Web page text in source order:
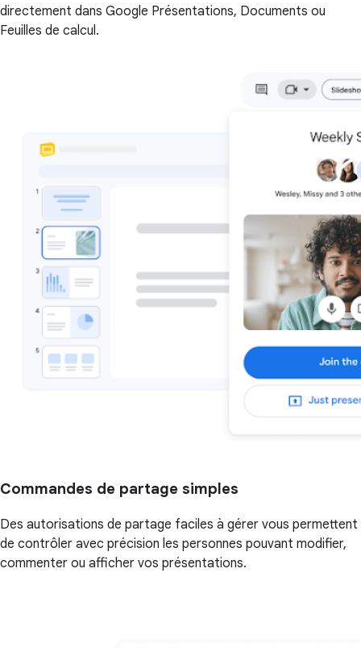
directement dans Google Présentations, Documents ou
Feuilles de calcul.
Commandes de partage simples
Des autorisations de partage faciles à gérer vous permettent
de contrôler avec précision les personnes pouvant modifier,
commenter ou afficher vos présentations.